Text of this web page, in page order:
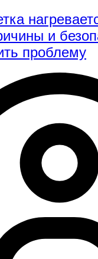
и
проблему